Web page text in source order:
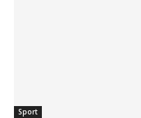
Sport